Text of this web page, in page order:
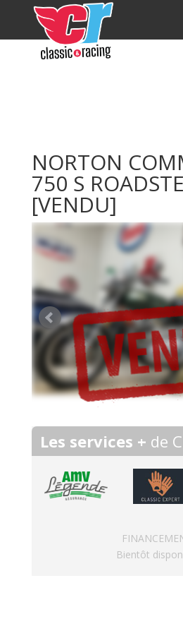
NORTON
750 S
[VENDU]
Les services + de
Bientôt